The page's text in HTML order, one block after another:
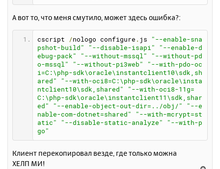
А вот то, что меня смутило, может здесь ошибка?:
cscript /nologo configure . js
"--enable-sna
pshot-build"
"--disable-isapi"
"--enable-d
ebug-pack"
"--without-mssql"
"--without-pd
o-mssql"
"--without-pi3web"
"--with-pdo-oc
i=C:\php-sdk\oracle\instantclient10\sdk,sh
ared"
"--with-oci8=C:\php-sdk\oracle\insta
ntclient10\sdk,shared"
"--with-oci8-11g=
C:\php-sdk\oracle\instantclient11\sdk,shar
ed"
"--enable-object-out-dir=../obj/"
"--e
nable-com-dotnet=shared"
"--with-mcrypt=st
atic"
"--disable-static-analyze"
"--with-p
go"
Клиент перекопировал везде, где только можна
ХЕЛП МИ!